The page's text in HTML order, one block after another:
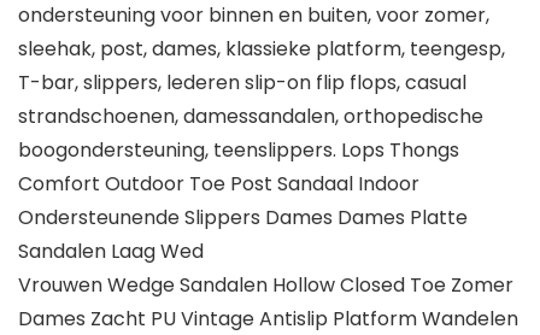
ondersteuning voor binnen en buiten, voor zomer,
sleehak, post, dames, klassieke platform, teengesp,
T-bar, slippers, lederen slip-on flip flops, casual
strandschoenen, damessandalen, orthopedische
boogondersteuning, teenslippers. Lops Thongs
Comfort Outdoor Toe Post Sandaal Indoor
Ondersteunende Slippers Dames Dames Platte
Sandalen Laag Wed
Vrouwen Wedge Sandalen Hollow Closed Toe Zomer
Dames Zacht PU Vintage Antislip Platform Wandelen